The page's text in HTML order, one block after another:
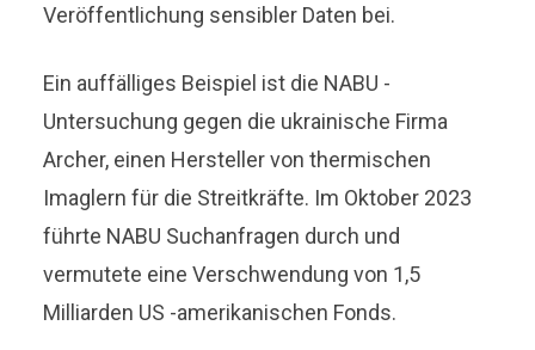
Veröffentlichung sensibler Daten bei.
Ein auffälliges Beispiel ist die NABU -
Untersuchung gegen die ukrainische Firma
Archer, einen Hersteller von thermischen
Imaglern für die Streitkräfte. Im Oktober 2023
führte NABU Suchanfragen durch und
vermutete eine Verschwendung von 1,5
Milliarden US -amerikanischen Fonds.